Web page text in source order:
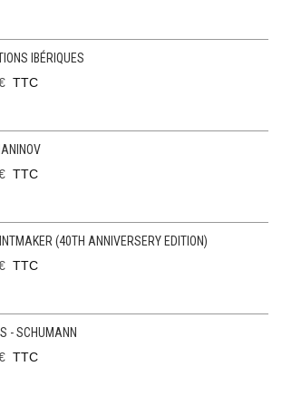
IBÉRIQUES
TTC
TTC
(40TH ANNIVERSERY EDITION)
TTC
- SCHUMANN
TTC